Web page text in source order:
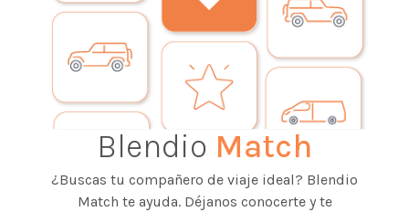
Blendio Match
¿Buscas tu compañero de viaje ideal? Blendio
Match te ayuda. Déjanos conocerte y te